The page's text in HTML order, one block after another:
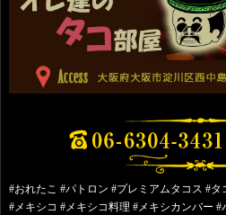
#おれたこ #パトロン #プレミアムタコス #
#メキシコ #メキシコ料理 #メキシカンバー